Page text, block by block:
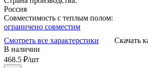
Россия
Совместимость с теплым полом:
ограничено совместим
Смотреть все характерстики
Скачать
В наличии
468.5 ₽/шт